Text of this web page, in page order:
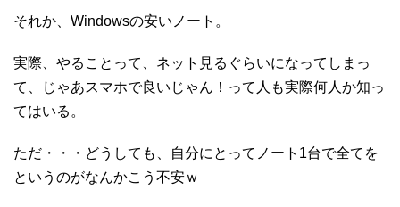
それか、Windowsの安いノート。
実際、やることって、ネット見るぐらいになってしまっ
て、じゃあスマホで良いじゃん！って人も実際何人か知っ
てはいる。
ただ・・・どうしても、自分にとってノート1台で全てを
というのがなんかこう不安ｗ